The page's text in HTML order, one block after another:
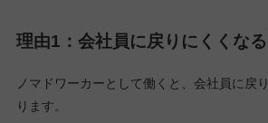
理由1：会社員に戻りにくくなる
ノマドワーカーとして働くと、会社員に戻
ります。